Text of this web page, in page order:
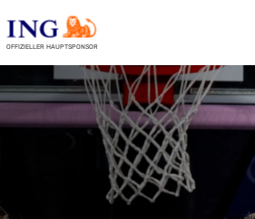
OFFIZIELLER HAUPTSPONSOR